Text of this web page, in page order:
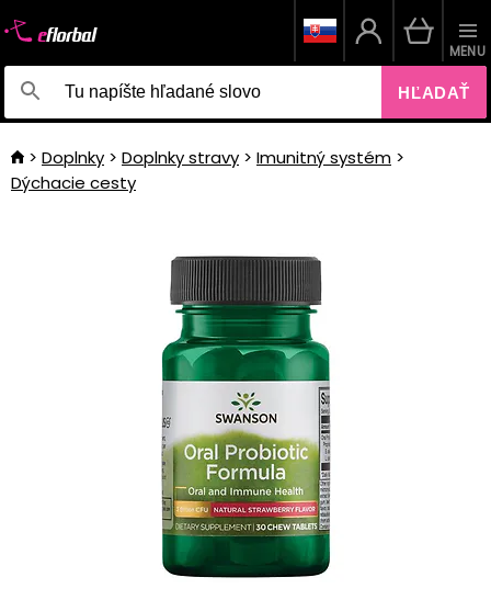
HĽADAŤ
MENU
Doplnky Doplnky stravy
Imunitný systém
Dýchacie cesty